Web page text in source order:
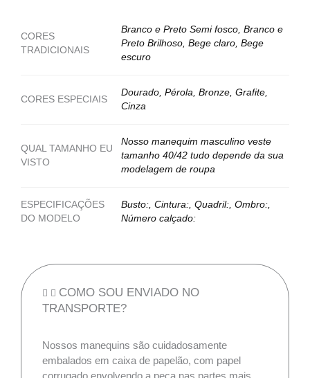
CORES
TRADICIONAIS
Branco e Preto Semi fosco, Branco e
Preto Brilhoso, Bege claro, Bege
escuro
CORES ESPECIAIS
Dourado, Pérola, Bronze, Grafite,
Cinza
QUAL TAMANHO EU
VISTO
Nosso manequim masculino veste
tamanho 40/42 tudo depende da sua
modelagem de roupa
ESPECIFICAÇÕES
DO MODELO
Busto:, Cintura:, Quadril:, Ombro:,
Número calçado:
COMO SOU ENVIADO NO
TRANSPORTE?
Nossos manequins são cuidadosamente
embalados em caixa de papelão, com papel